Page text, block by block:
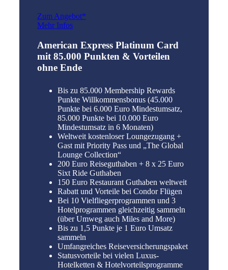
Zum Angebot*
Mehr Infos
American Express Platinum Card
mit 85.000 Punkten & Vorteilen
ohne Ende
Bis zu 85.000 Membership Rewards
Punkte Willkommensbonus (45.000
Punkte bei 6.000 Euro Mindestumsatz,
85.000 Punkte bei 10.000 Euro
Mindestumsatz in 6 Monaten)
Weltweit kostenloser Loungezugang +
Gast mit Priority Pass und „The Global
Lounge Collection“
200 Euro Reiseguthaben + 8 x 25 Euro
Sixt Ride Guthaben
150 Euro Restaurant Guthaben weltweit
Rabatt und Vorteile bei Condor Flügen
Bei 10 Vielfliegerprogrammen und 3
Hotelprogrammen gleichzeitig sammeln
(über Umweg auch Miles and More)
Bis zu 1,5 Punkte je 1 Euro Umsatz
sammeln
Umfangreiches Reiseversicherungspaket
Statusvorteile bei vielen Luxus-
Hotelketten & Hotelvorteilsprogramme